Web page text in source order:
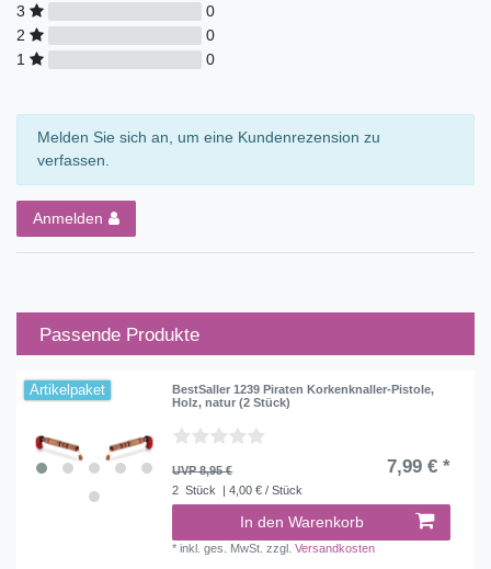
3
0
2
0
1
0
Melden Sie sich an, um eine Kundenrezension zu
verfassen.
Anmelden
Passende Produkte
Artikelpaket
BestSaller 1239 Piraten Korkenknaller-Pistole,
Holz, natur (2 Stück)
UVP 8,95 € 7,99 € *
2 Stück | 4,00 € / Stück
In den Warenkorb
*inkl. ges. MwSt. zzgl.Versandkosten